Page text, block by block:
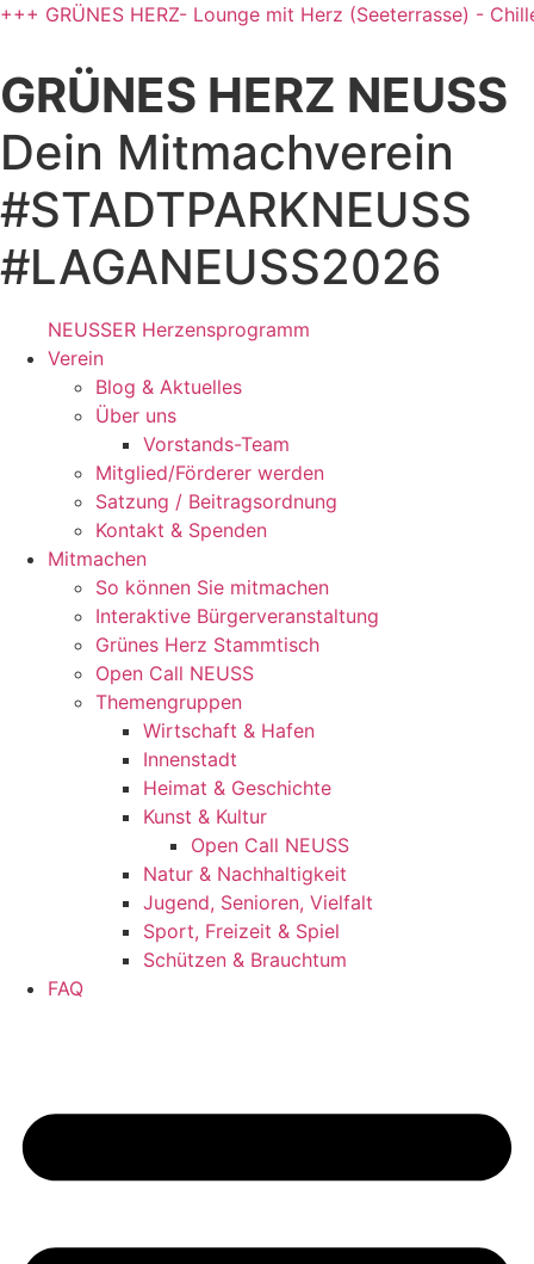
Zum
springen
+++ GRÜNES HERZ- Lounge mit Herz (Seeterrasse) -
GRÜNES HERZ NEUSS
Dein Mitmachverein
#STADTPARKNEUSS
#LAGANEUSS2026
NEUSSER Herzensprogramm​
Verein
Blog & Aktuelles
Über uns
Vorstands-Team
Mitglied/Förderer werden
Satzung / Beitragsordnung
Kontakt & Spenden
Mitmachen
So können Sie mitmachen
Interaktive Bürgerveranstaltung
Grünes Herz Stammtisch
Open Call NEUSS
Themengruppen
Wirtschaft & Hafen
Innenstadt
Heimat & Geschichte
Kunst & Kultur
Open Call NEUSS
Natur & Nachhaltigkeit
Jugend, Senioren, Vielfalt
Sport, Freizeit & Spiel
Schützen & Brauchtum
FAQ